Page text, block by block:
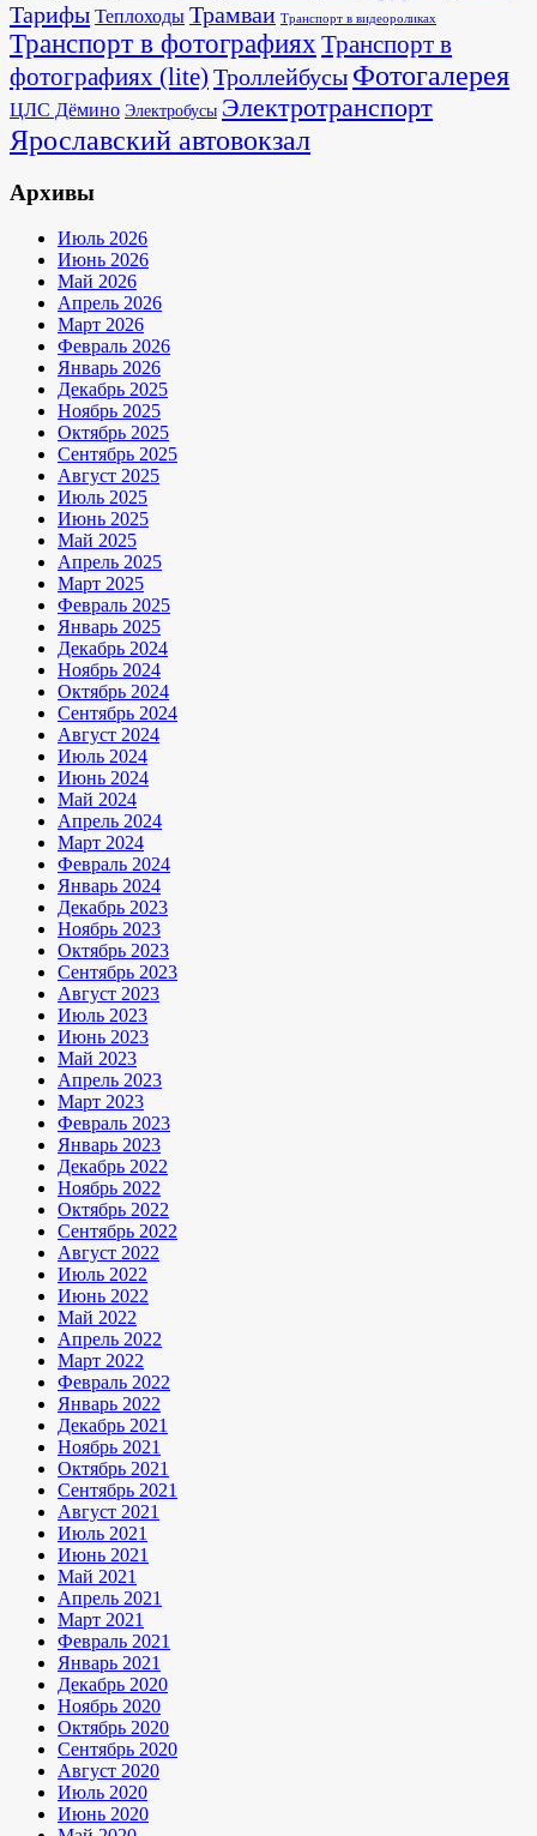
Тарифы Теплоходы Трамваи Транспорт в видеороликах
Транспорт в фотографияхТранспорт в
фотографиях (lite) Троллейбусы Фотогалерея
ЦЛС Дёмино Электробусы Электротранспорт
Ярославский автовокзал
Архивы
Июль 2026
Июнь 2026
Май 2026
Апрель 2026
Март 2026
Февраль 2026
Январь 2026
Декабрь 2025
Ноябрь 2025
Октябрь 2025
Сентябрь 2025
Август 2025
Июль 2025
Июнь 2025
Май 2025
Апрель 2025
Март 2025
Февраль 2025
Январь 2025
Декабрь 2024
Ноябрь 2024
Октябрь 2024
Сентябрь 2024
Август 2024
Июль 2024
Июнь 2024
Май 2024
Апрель 2024
Март 2024
Февраль 2024
Январь 2024
Декабрь 2023
Ноябрь 2023
Октябрь 2023
Сентябрь 2023
Август 2023
Июль 2023
Июнь 2023
Май 2023
Апрель 2023
Март 2023
Февраль 2023
Январь 2023
Декабрь 2022
Ноябрь 2022
Октябрь 2022
Сентябрь 2022
Август 2022
Июль 2022
Июнь 2022
Май 2022
Апрель 2022
Март 2022
Февраль 2022
Январь 2022
Декабрь 2021
Ноябрь 2021
Октябрь 2021
Сентябрь 2021
Август 2021
Июль 2021
Июнь 2021
Май 2021
Апрель 2021
Март 2021
Февраль 2021
Январь 2021
Декабрь 2020
Ноябрь 2020
Октябрь 2020
Сентябрь 2020
Август 2020
Июль 2020
Июнь 2020